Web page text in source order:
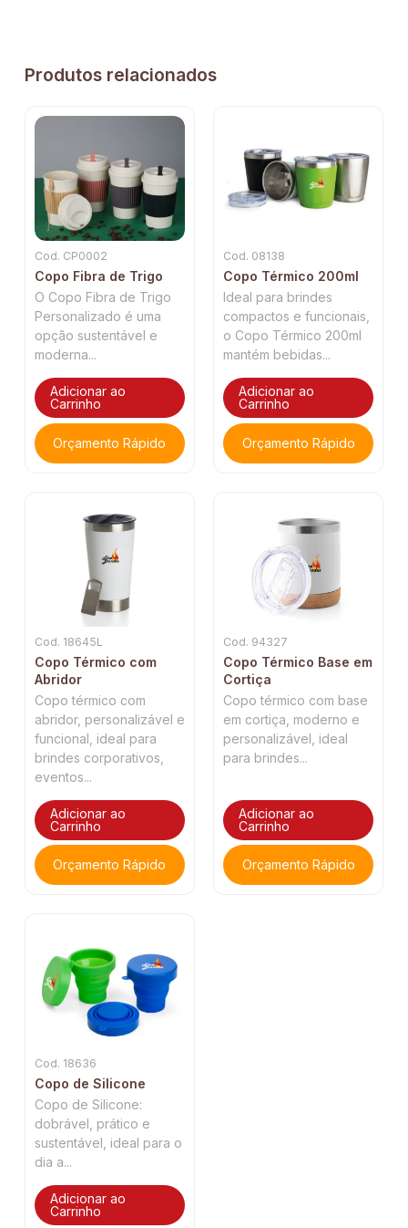
Produtos relacionados
Cod. CP0002
Copo Fibra de Trigo
O Copo Fibra de Trigo
Personalizado é uma
opção sustentável e
moderna...
Adicionar ao
Carrinho
Orçamento Rápido
Cod. 08138
Copo Térmico 200ml
Ideal para brindes
compactos e funcionais,
o Copo Térmico 200ml
mantém bebidas...
Adicionar ao
Carrinho
Orçamento Rápido
Cod. 18645L
Copo Térmico com
Abridor
Copo térmico com
abridor, personalizável e
funcional, ideal para
brindes corporativos,
eventos...
Adicionar ao
Carrinho
Orçamento Rápido
Cod. 94327
Copo Térmico Base em
Cortiça
Copo térmico com base
em cortiça, moderno e
personalizável, ideal
para brindes...
Adicionar ao
Carrinho
Orçamento Rápido
Cod. 18636
Copo de Silicone
Copo de Silicone:
dobrável, prático e
sustentável, ideal para o
dia a...
Adicionar ao
Carrinho